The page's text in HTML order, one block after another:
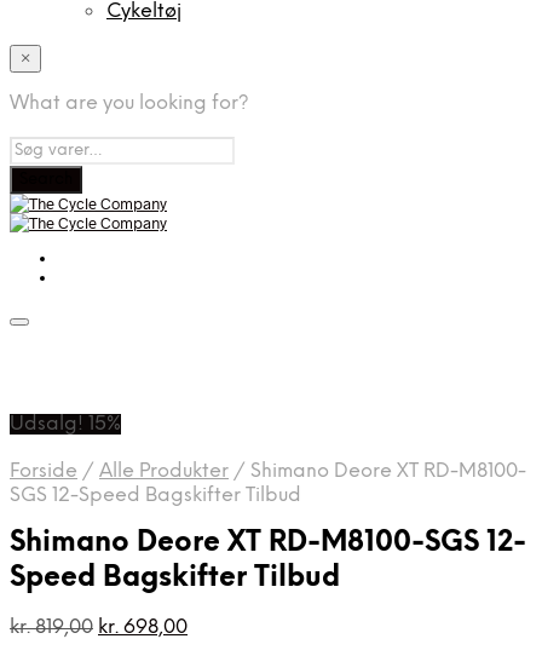
Cykeltøj
×
What are you looking for?
Udsalg! 15%
Forside / Alle Produkter / Shimano Deore XT RD-M8100-
SGS 12-Speed Bagskifter Tilbud
Shimano Deore XT RD-M8100-SGS 12-
Speed Bagskifter Tilbud
kr.819,00 Den
kr. 698,00Den